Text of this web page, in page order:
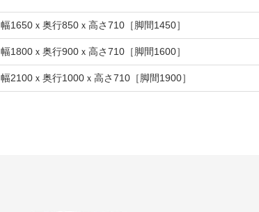
幅1650ｘ奥行850ｘ高さ710［脚間1450］
幅1800ｘ奥行900ｘ高さ710［脚間1600］
幅2100ｘ奥行1000ｘ高さ710［脚間1900］